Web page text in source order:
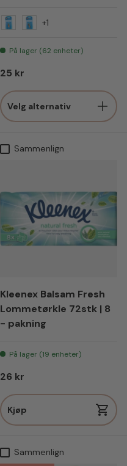
+1
På lager (62 enheter)
Vanlig pris
25 kr
Velg alternativ
Sammenlign
Kleenex Balsam Fresh
Lommetørkle 72stk | 8
- pakning
På lager (19 enheter)
Vanlig pris
26 kr
Kjøp
Sammenlign